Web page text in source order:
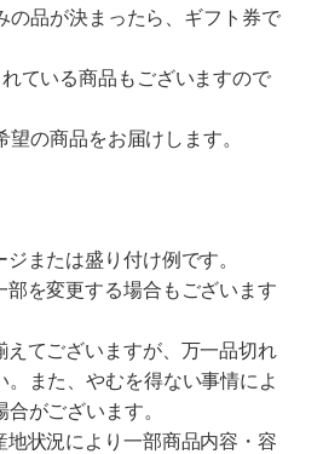
の品が決まったら、ギフト券で
ている商品もございますので
望の商品をお届けします。
または盛り付け例です。
を変更する場合もございます
てございますが、万一品切れ
また、やむを得ない事情によ
がございます。
状況により一部商品内容・容